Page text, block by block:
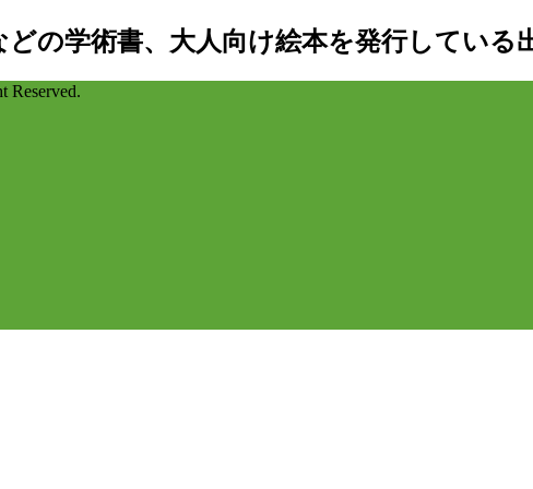
の学術書、大人向け絵本を発行している